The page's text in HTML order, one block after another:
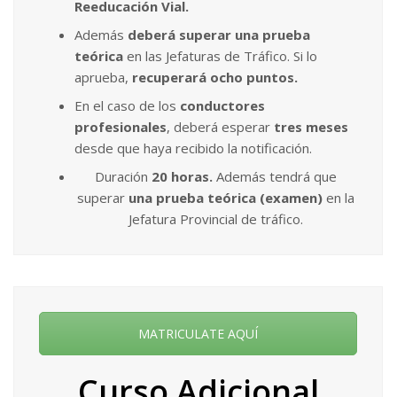
Reeducación Vial.
Además deberá superar una prueba
teórica en las Jefaturas de Tráfico. Si lo
aprueba, recuperará ocho puntos.
En el caso de los conductores
profesionales, deberá esperar tres meses
desde que haya recibido la notificación.
Duración 20 horas. Además tendrá que
superar una prueba teórica (examen) en la
Jefatura Provincial de tráfico.
MATRICULATE AQUÍ